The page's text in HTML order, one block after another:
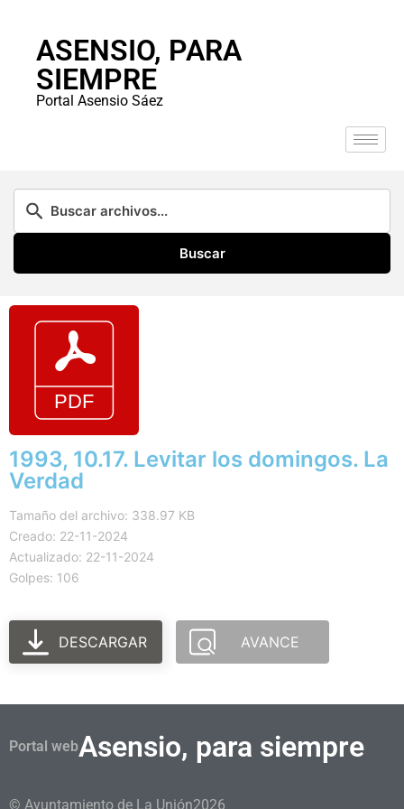
ASENSIO, PARA
SIEMPRE
Portal Asensio Sáez
Buscar
1993, 10.17. Levitar los domingos. La
Verdad
Tamaño del archivo: 338.97 KB
Creado: 22-11-2024
Actualizado: 22-11-2024
Golpes: 106
DESCARGAR AVANCE
Portal webAsensio, para siempre
© Ayuntamiento de La Unión2026